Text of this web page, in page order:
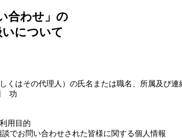
合わせ」の
について
くはその代理人）の氏名または職名、所属及び連
功
用目的
でお問い合わせされた皆様に関する個人情報